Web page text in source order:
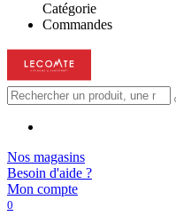
Catégorie
Commandes
Nos magasins
Besoin d'aide ?
Mon compte
0